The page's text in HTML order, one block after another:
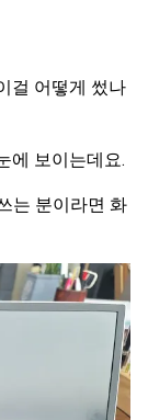
걸 어떻게 썼나
에 보이는데요.
는 분이라면 화